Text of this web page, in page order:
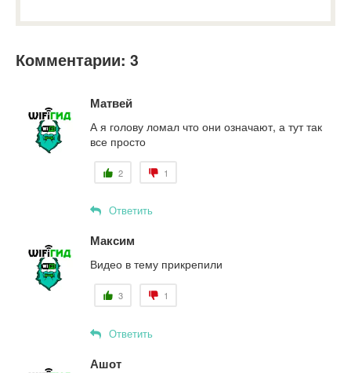
Комментарии: 3
Матвей
А я голову ломал что они означают, а тут так
все просто
2 1
Ответить
Максим
Видео в тему прикрепили
3 1
Ответить
Ашот